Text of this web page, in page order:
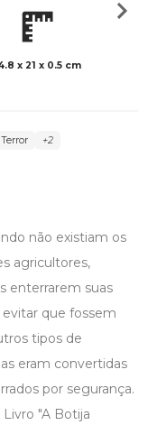
x 21 x 0.5 cm
Terror +2
não existiam os
agricultores,
enterrarem suas
evitar que fossem
tipos de
eram convertidas
por segurança.
"A Botija